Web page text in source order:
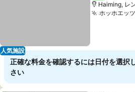
人気施設
Haiming, レ
ホッホエッ
正確な料金を確認するには日付を選択
さい